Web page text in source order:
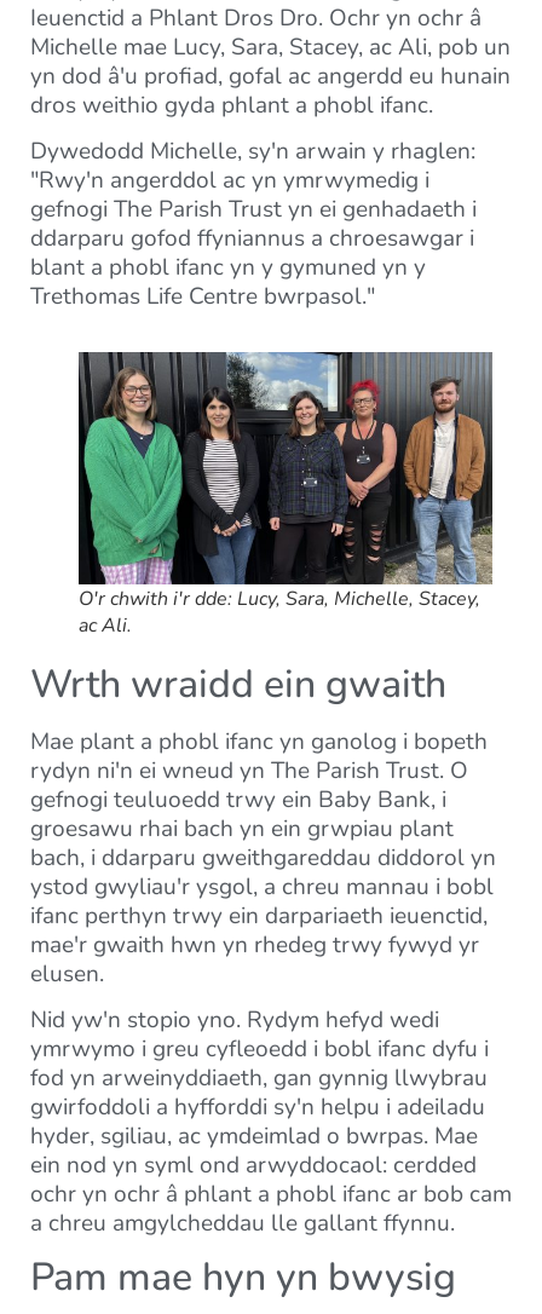
Ieuenctid a Phlant Dros Dro. Ochr yn ochr â
Michelle mae Lucy, Sara, Stacey, ac Ali, pob un
yn dod â'u profiad, gofal ac angerdd eu hunain
dros weithio gyda phlant a phobl ifanc.
Dywedodd Michelle, sy'n arwain y rhaglen:
"Rwy'n angerddol ac yn ymrwymedig i
gefnogi The Parish Trust yn ei genhadaeth i
ddarparu gofod ffyniannus a chroesawgar i
blant a phobl ifanc yn y gymuned yn y
Trethomas Life Centre bwrpasol."
O'r chwith i'r dde: Lucy, Sara, Michelle, Stacey,
ac Ali.
Wrth wraidd ein gwaith
Mae plant a phobl ifanc yn ganolog i bopeth
rydyn ni'n ei wneud yn The Parish Trust. O
gefnogi teuluoedd trwy ein Baby Bank, i
groesawu rhai bach yn ein grwpiau plant
bach, i ddarparu gweithgareddau diddorol yn
ystod gwyliau'r ysgol, a chreu mannau i bobl
ifanc perthyn trwy ein darpariaeth ieuenctid,
mae'r gwaith hwn yn rhedeg trwy fywyd yr
elusen.
Nid yw'n stopio yno. Rydym hefyd wedi
ymrwymo i greu cyfleoedd i bobl ifanc dyfu i
fod yn arweinyddiaeth, gan gynnig llwybrau
gwirfoddoli a hyfforddi sy'n helpu i adeiladu
hyder, sgiliau, ac ymdeimlad o bwrpas. Mae
ein nod yn syml ond arwyddocaol: cerdded
ochr yn ochr â phlant a phobl ifanc ar bob cam
a chreu amgylcheddau lle gallant ffynnu.
Pam mae hyn yn bwysig